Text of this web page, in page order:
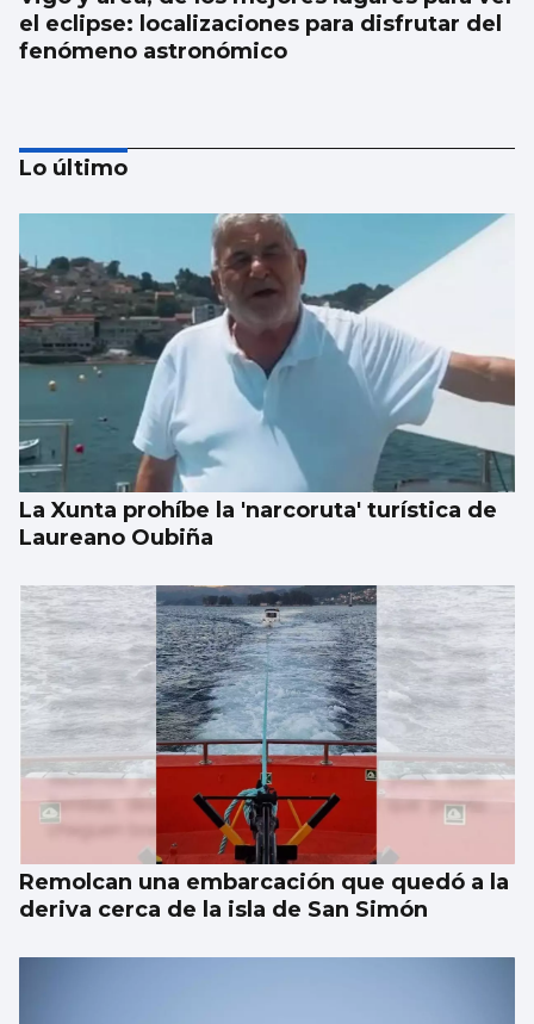
el eclipse: localizaciones para disfrutar del
fenómeno astronómico
La meteorología será benévola para
observar el eclipse del 12 de agosto
Lo último
La Xunta prohíbe la 'narcoruta' turística de
Laureano Oubiña
Remolcan una embarcación que quedó a la
deriva cerca de la isla de San Simón